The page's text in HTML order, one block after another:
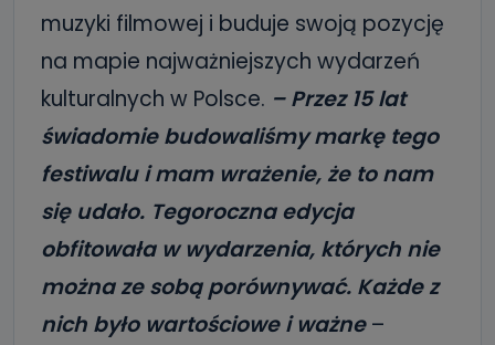
muzyki filmowej i buduje swoją pozycję
na mapie najważniejszych wydarzeń
kulturalnych w Polsce. – Przez 15 lat
świadomie budowaliśmy markę tego
festiwalu i mam wrażenie, że to nam
się udało. Tegoroczna edycja
obfitowała w wydarzenia, których nie
można ze sobą porównywać. Każde z
nich było wartościowe i ważne–